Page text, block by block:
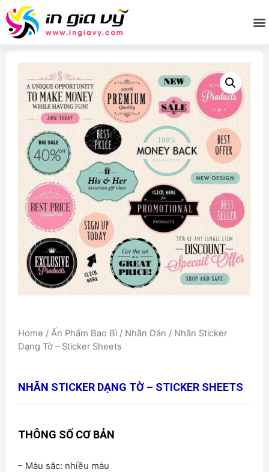
Home / Ấn Phẩm Bao Bì / Nhãn Dán / Nhãn Sticker
Dạng Tờ – Sticker Sheets
NHÃN STICKER DẠNG TỜ – STICKER SHEETS
THÔNG SỐ CƠ BẢN
– Màu sắc: nhiều màu